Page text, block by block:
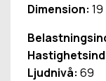
Dimension: 19
Ljudnivå: 69